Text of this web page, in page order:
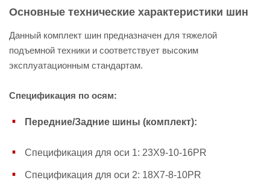
Основные технические характеристики шин
Данный комплект шин предназначен для тяжелой
подъемной техники и соответствует высоким
эксплуатационным стандартам.
Спецификация по осям:
Передние/Задние шины (комплект):
Спецификация для оси 1: 23X9-10-16PR
Спецификация для оси 2: 18X7-8-10PR